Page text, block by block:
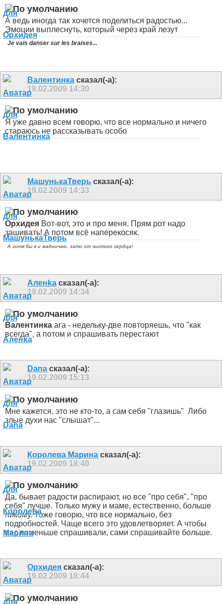
А ведь иногда так хочется поделиться радостью...
Эмоции выплеснуть, который через край лезут
Je vais danser sur les braises...
Валентинка сказал(-а):
19.02.2009 14:30
Я уже давно всем говорю, что все нормально и ничего
стараюсь не рассказывать особо
МашунькаТверь сказал(-а):
19.02.2009 14:33
Орхидея Вот-вот, это и про меня. Прям рот надо
зашивать! А потом всё наперекосяк.
А хотя бы я и жадничаю, зато от чистого сердца!
Аленka сказал(-а):
19.02.2009 14:34
Валентинка ага - недельку-две повторяешь, что "как
всегда", а потом и спрашивать перестают
Dana сказал(-а):
19.02.2009 15:13
Мне кажется, это не кто-то, а сам себя "глазишь" Либо
злые духи нас "слышат"...
Королева Марина сказал(-а):
19.02.2009 18:40
Да, бывает радости распирают, но все "про себя", "про
себя" лучше. Только мужу и маме, естественно, больше
никому. Тоже говорю, что все нормально, без
подробностей. Чаще всего это удовлетворяет. А чтобы
вас поменьше спрашивали, сами спрашивайте больше.
Орхидея сказал(-а):
19.02.2009 18:44